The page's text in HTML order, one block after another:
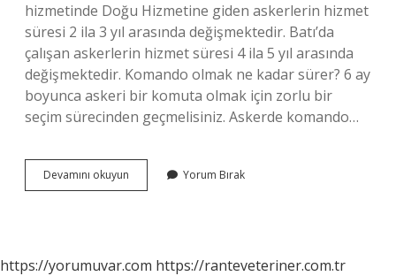
hizmetinde Doğu Hizmetine giden askerlerin hizmet
süresi 2 ila 3 yıl arasında değişmektedir. Batı’da
çalışan askerlerin hizmet süresi 4 ila 5 yıl arasında
değişmektedir. Komando olmak ne kadar sürer? 6 ay
boyunca askeri bir komuta olmak için zorlu bir
seçim sürecinden geçmelisiniz. Askerde komando…
Devamını okuyun Komandolar
Kaç
Yorum Bırak
https://yorumuvar.com https://ranteveteriner.com.tr